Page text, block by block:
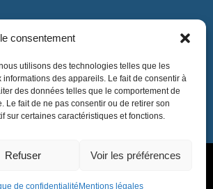
consentement
utilisons des technologies telles que les
des appareils. Le fait de consentir à
des données telles que le comportement de
Le fait de ne pas consentir ou de retirer son
sur certaines caractéristiques et fonctions.
Refuser Voir les préférences
de confidentialité Mentions légales
audition.com
(0)1 34 67 67 17